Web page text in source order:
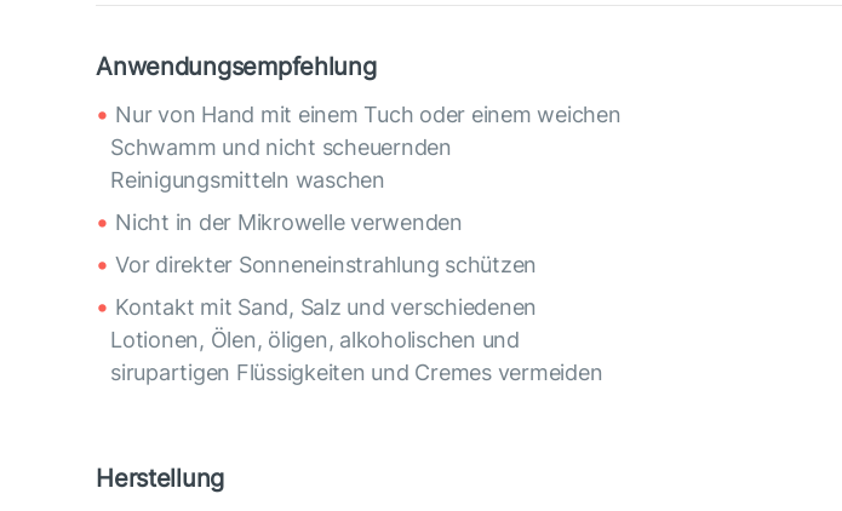
Anwendungsempfehlung
Nur von Hand mit einem Tuch oder einem weichen
Schwamm und nicht scheuernden
Reinigungsmitteln waschen
Nicht in der Mikrowelle verwenden
Vor direkter Sonneneinstrahlung schützen
Kontakt mit Sand, Salz und verschiedenen
Lotionen, Ölen, öligen, alkoholischen und
sirupartigen Flüssigkeiten und Cremes vermeiden
Herstellung